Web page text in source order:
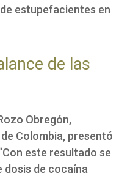
estupefacientes en
de las
Obregón,
Colombia, presentó
este resultado se
dosis de cocaína